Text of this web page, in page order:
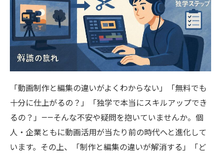
「動画制作と編集の違いがよくわからない」「無料でも
十分に仕上がるの？」「独学で本当にスキルアップでき
るの？」——そんな不安や疑問を抱いていませんか。個
人・企業ともに動画活用が当たり前の時代へと進化して
います。その上、「制作と編集の違いが解消する」「ど